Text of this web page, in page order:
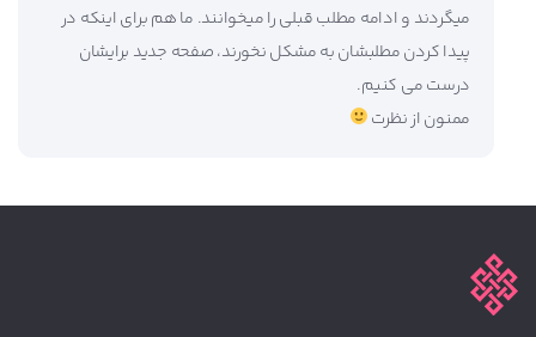
میگردند و ادامه مطلب قبلی را میخوانند. ما هم برای اینکه در
پیدا کردن مطلبشان به مشکل نخورند، صفحه جدید برایشان
درست می کنیم.
ممنون از نظرت